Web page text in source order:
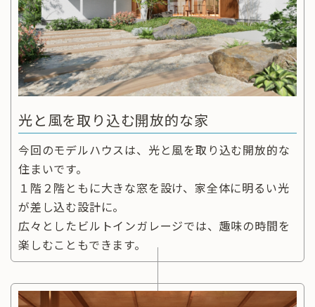
光と風を取り込む開放的な家
今回のモデルハウスは、光と風を取り込む開放的な
住まいです。
１階２階ともに大きな窓を設け、家全体に明るい光
が差し込む設計に。
広々としたビルトインガレージでは、趣味の時間を
楽しむこともできます。